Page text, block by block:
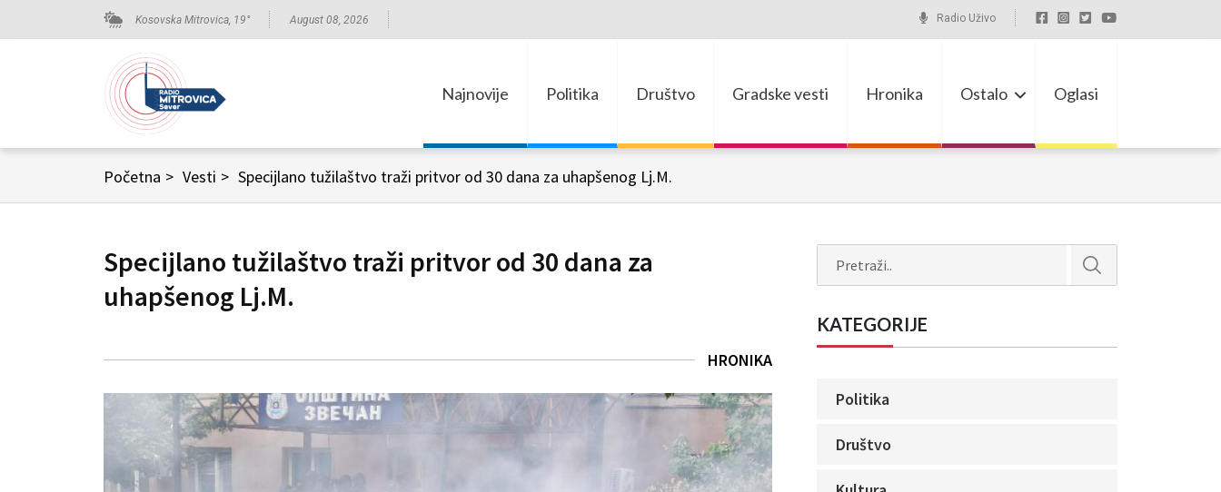
Kosovska Mitrovica, 19° August 08, 2026 Radio Uživo
Najnovije Politika Društvo Gradske vesti Hronika Ostalo Oglasi
Početna > Vesti > Specijlano tužilaštvo traži pritvor od 30 dana za uhapšenog Lj.M.
Specijlano tužilaštvo traži pritvor od 30 dana za
uhapšenog Lj.M.
HRONIKA
KATEGORIJE
Politika
Društvo